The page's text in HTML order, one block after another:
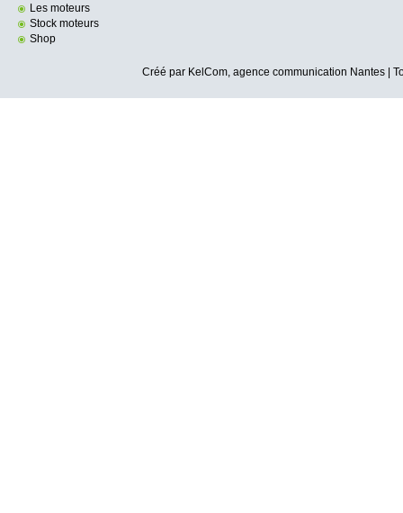
Les moteurs
Stock moteurs
Shop
Créé par KelCom, agence communication Nantes |